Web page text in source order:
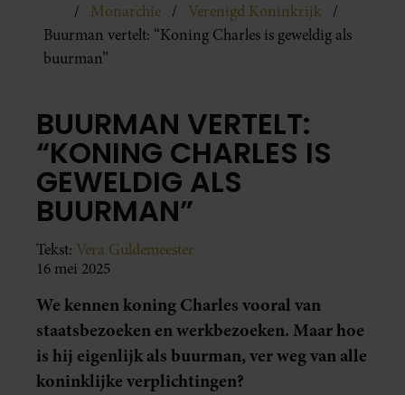
Monarchie
Verenigd Koninkrijk
Buurman vertelt: “Koning Charles is geweldig als
buurman”
BUURMAN VERTELT:
“KONING CHARLES IS
GEWELDIG ALS
BUURMAN”
Tekst: Vera Guldemeester
16 mei 2025
We kennen koning Charles vooral van
staatsbezoeken en werkbezoeken. Maar hoe
is hij eigenlijk als buurman, ver weg van alle
koninklijke verplichtingen?